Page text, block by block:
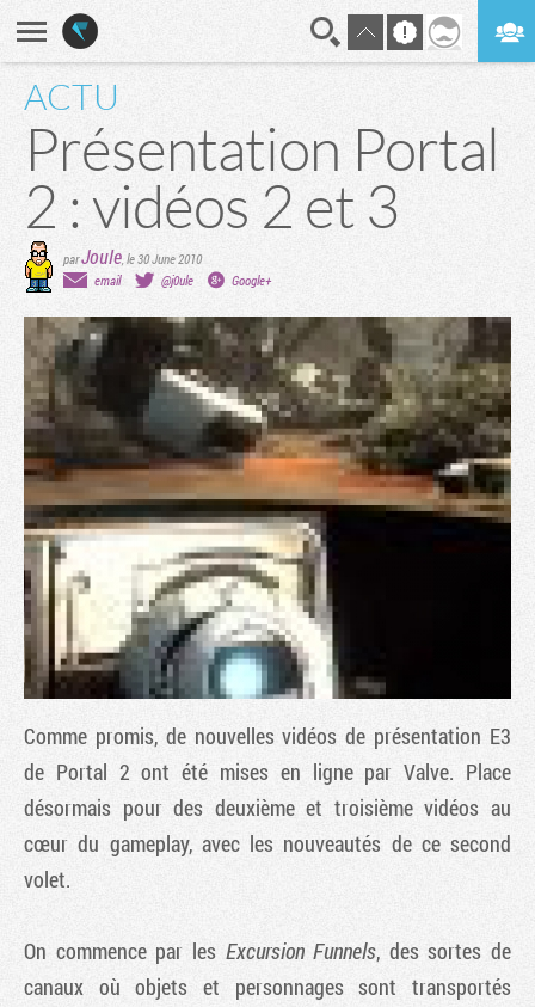
ACTU
Présentation Portal
2 : vidéos 2 et 3
parJoule,le 30 June 2010
email
@j0ule Google+
Comme promis, de nouvelles vidéos de présentation E3
de Portal 2 ont été mises en ligne par Valve. Place
désormais pour des deuxième et troisième vidéos au
cœur du gameplay, avec les nouveautés de ce second
volet.
On commence par les Excursion Funnels, des sortes de
canaux où objets et personnages sont transportés